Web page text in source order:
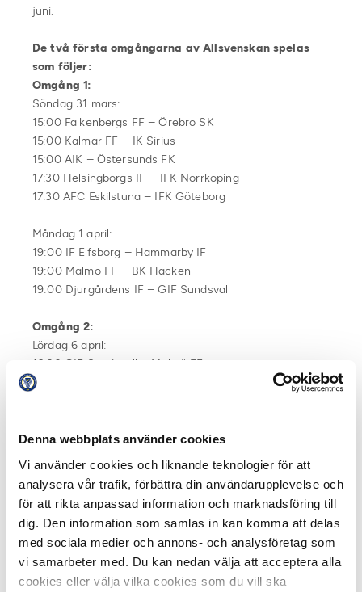
Denna webbplats använder cookies
Vi använder cookies och liknande teknologier för att
analysera vår trafik, förbättra din användarupplevelse och
för att rikta anpassad information och marknadsföring till
dig. Den information som samlas in kan komma att delas
med sociala medier och annons- och analysföretag som
vi samarbeter med. Du kan nedan välja att acceptera alla
cookies eller välja vilka cookies som du vill ska
juni.
De två första omgångarna av Allsvenskan spelas
som följer:
Omgång 1:
Söndag 31 mars:
15:00 Falkenbergs FF – Örebro SK
15:00 Kalmar FF – IK Sirius
15:00 AIK – Östersunds FK
17:30 Helsingborgs IF – IFK Norrköping
17:30 AFC Eskilstuna – IFK Göteborg
Måndag 1 april:
19:00 IF Elfsborg – Hammarby IF
19:00 Malmö FF – BK Häcken
19:00 Djurgårdens IF – GIF Sundsvall
Omgång 2:
Lördag 6 april:
16:00 GIF Sundsvall – Malmö FF
16:00 BK Häcken – Helsingborgs IF
15:00 Östersunds FK – Falkenbergs FF
17:30 Hammarby IF – Kalmar FF
Måndag 8 april:
19:00 Örebro SK – Djurgårdens IF
19:00 IFK Norrköping – AIK
19:00 IK Sirius – AFC Eskilstuna